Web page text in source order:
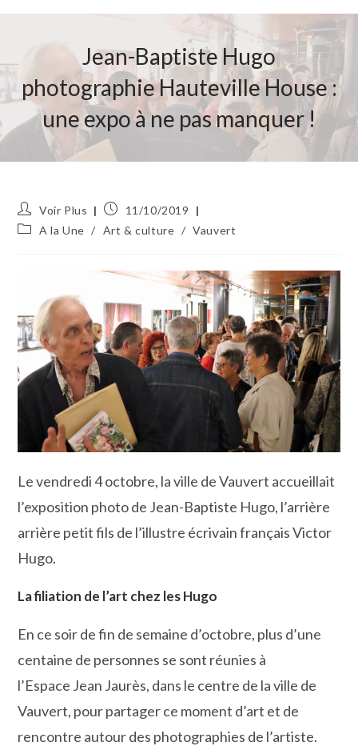
Jean-Baptiste Hugo
photographie Hauteville House :
une expo à ne pas manquer !
Auteur/autrice
de
Voir Plus
Publication
publiée :
11/10/2019
PostA la Une / Art & culture / Vauvert
Le vendredi 4 octobre, la ville de Vauvert accueillait
l’exposition photo de Jean-Baptiste Hugo, l’arrière
arrière petit fils de l’illustre écrivain français Victor
Hugo.
La filiation de l’art chez les Hugo
En ce soir de fin de semaine d’octobre, plus d’une
centaine de personnes se sont réunies à
l’Espace Jean Jaurès, dans le centre de la ville de
Vauvert, pour partager ce moment d’art et de
rencontre autour des photographies de l’artiste.